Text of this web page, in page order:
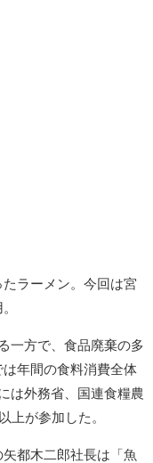
たラーメン。今回は宮
一方で、食品廃棄の多
年間の食料消費全体
は外務省、国連食糧農
上が参加した。
都木二郎社長は「魚